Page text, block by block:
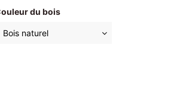
du bois